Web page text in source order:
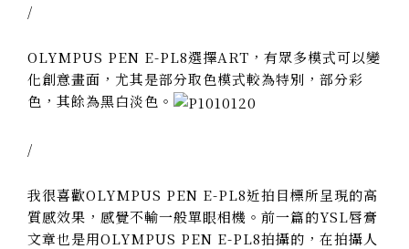
/
OLYMPUS PEN E-PL8選擇ART，有眾多模式可以變
化創意畫面，尤其是部分取色模式較為特別，部分彩
色，其餘為黑白淡色。
/
我很喜歡OLYMPUS PEN E-PL8近拍目標所呈現的高
質感效果，感覺不輸一般單眼相機。前一篇的YSL唇膏
文章也是用OLYMPUS PEN E-PL8拍攝的，在拍攝人